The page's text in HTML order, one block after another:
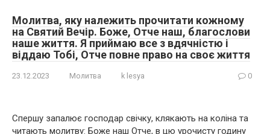
Молитва, яку належить прочитати кожному
на Святий Вечір. Боже, Отче наш, благослови
наше життя. Я приймаю все з вдячністю і
віддаю Тобі, Отче повне право на своє життя
23.12.2023 Молитва k lesya 0
Спершу запалює господар свічку, клякають на коліна та
читають молитву: Боже наш Отче, в цю урочисту годину